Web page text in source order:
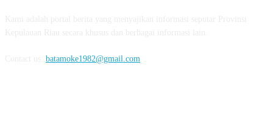
batamoke1982@gmail.com